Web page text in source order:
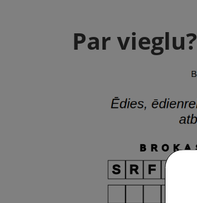
Par vieglu?